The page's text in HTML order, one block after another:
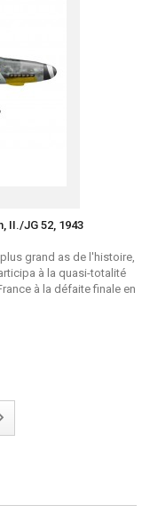
II./JG 52, 1943
grand as de l'histoire,
à la quasi-totalité
à la défaite finale en